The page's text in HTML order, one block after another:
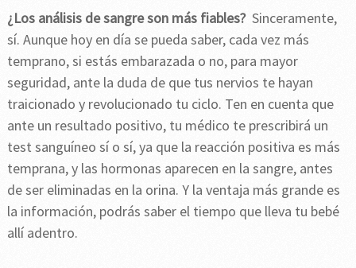
¿Los análisis de sangre son más fiables? Sinceramente,
sí. Aunque hoy en día se pueda saber, cada vez más
temprano, si estás embarazada o no, para mayor
seguridad, ante la duda de que tus nervios te hayan
traicionado y revolucionado tu ciclo. Ten en cuenta que
ante un resultado positivo, tu médico te prescribirá un
test sanguíneo sí o sí, ya que la reacción positiva es más
temprana, y las hormonas aparecen en la sangre, antes
de ser eliminadas en la orina. Y la ventaja más grande es
la información, podrás saber el tiempo que lleva tu bebé
allí adentro.